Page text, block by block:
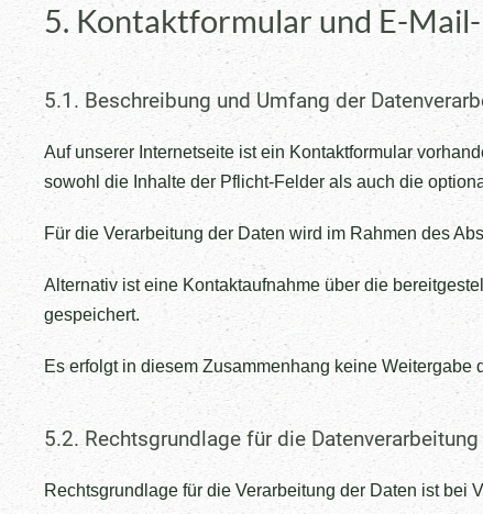
5. Kontaktformular und E-
5.1. Beschreibung und Umfang der
Auf unserer Internetseite ist ein Kontaktformular
sowohl die Inhalte der Pflicht-Felder als auch die
Für die Verarbeitung der Daten wird im Rahmen des
Alternativ ist eine Kontaktaufnahme über die
gespeichert.
Es erfolgt in diesem Zusammenhang keine
5.2. Rechtsgrundlage für die Datenverarbeitung
Rechtsgrundlage für die Verarbeitung der Daten ist bei